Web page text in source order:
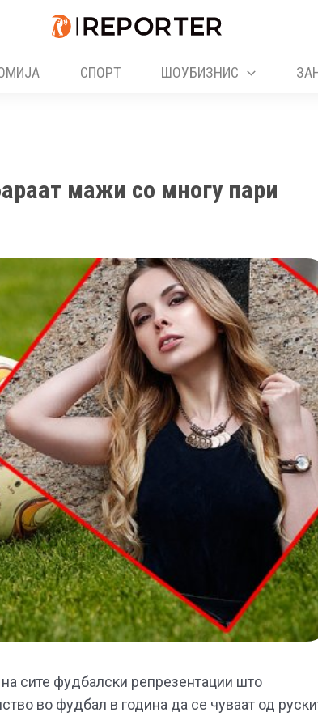
СПОРТ ШОУБИЗНИС
мажи со многу пари
сите фудбалски репрезентации што
во фудбал в година да се чуваат од